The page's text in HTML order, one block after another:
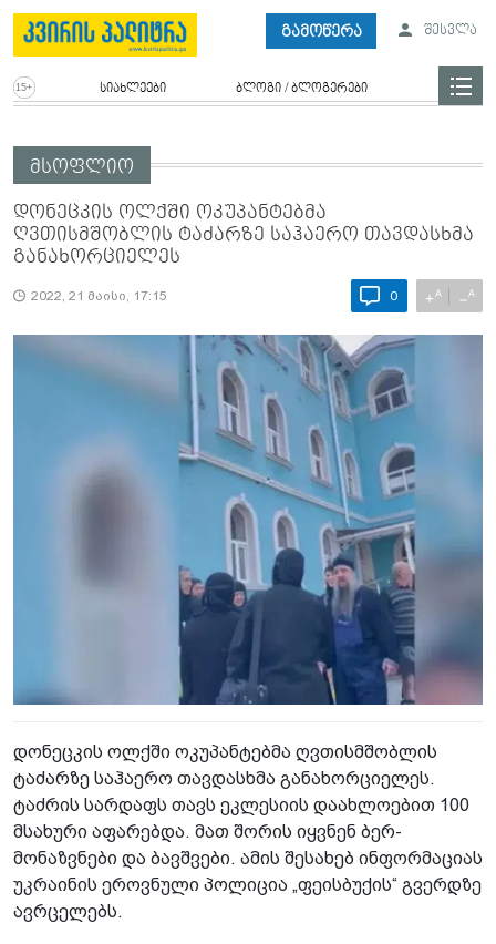
გამოწერა შესვლა
სიახლეები ბლოგი / ბლოგერები
მსოფლიო
დონეცკის ოლქში ოკუპანტებმა
ღვთისმშობლის ტაძარზე საჰაერო თავდასხმა
განახორციელეს
2022, 21 მაისი, 17:15 0 +A −A
დონეცკის ოლქში ოკუპანტებმა ღვთისმშობლის
ტაძარზე საჰაერო თავდასხმა განახორციელეს.
ტაძრის სარდაფს თავს ეკლესიის დაახლოებით 100
მსახური აფარებდა. მათ შორის იყვნენ ბერ-
მონაზვნები და ბავშვები. ამის შესახებ ინფორმაციას
უკრაინის ეროვნული პოლიცია „ფეისბუქის“ გვერდზე
ავრცელებს.